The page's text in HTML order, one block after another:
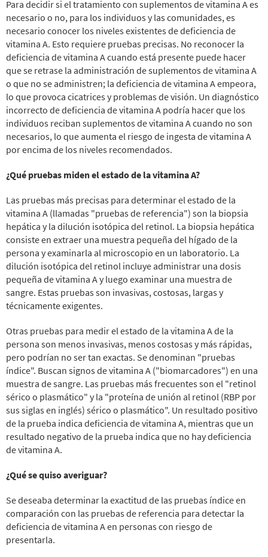
Para decidir si el tratamiento con suplementos de vitamina A es
necesario o no, para los individuos y las comunidades, es
necesario conocer los niveles existentes de deficiencia de
vitamina A. Esto requiere pruebas precisas. No reconocer la
deficiencia de vitamina A cuando está presente puede hacer
que se retrase la administración de suplementos de vitamina A
o que no se administren; la deficiencia de vitamina A empeora,
lo que provoca cicatrices y problemas de visión. Un diagnóstico
incorrecto de deficiencia de vitamina A podría hacer que los
individuos reciban suplementos de vitamina A cuando no son
necesarios, lo que aumenta el riesgo de ingesta de vitamina A
por encima de los niveles recomendados.
¿Qué pruebas miden el estado de la vitamina A?
Las pruebas más precisas para determinar el estado de la
vitamina A (llamadas "pruebas de referencia") son la biopsia
hepática y la dilución isotópica del retinol. La biopsia hepática
consiste en extraer una muestra pequeña del hígado de la
persona y examinarla al microscopio en un laboratorio. La
dilución isotópica del retinol incluye administrar una dosis
pequeña de vitamina A y luego examinar una muestra de
sangre. Estas pruebas son invasivas, costosas, largas y
técnicamente exigentes.
Otras pruebas para medir el estado de la vitamina A de la
persona son menos invasivas, menos costosas y más rápidas,
pero podrían no ser tan exactas. Se denominan "pruebas
índice". Buscan signos de vitamina A ("biomarcadores") en una
muestra de sangre. Las pruebas más frecuentes son el "retinol
sérico o plasmático" y la "proteína de unión al retinol (RBP por
sus siglas en inglés) sérico o plasmático". Un resultado positivo
de la prueba indica deficiencia de vitamina A, mientras que un
resultado negativo de la prueba indica que no hay deficiencia
de vitamina A.
¿Qué se quiso averiguar?
Se deseaba determinar la exactitud de las pruebas índice en
comparación con las pruebas de referencia para detectar la
deficiencia de vitamina A en personas con riesgo de
presentarla.